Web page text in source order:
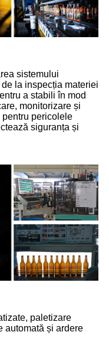
sistemului
la inspecția materiei
a stabili în mod
monitorizare și
pericolele
siguranța și
paletizare
automată și ardere